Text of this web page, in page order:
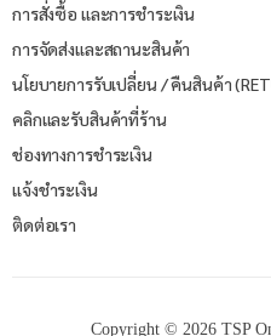
การสั่งซื้อ และการชำระเงิน
การจัดส่งและสถานะสินค้า
นโยบายการรับเปลี่ยน / คืนสินค้า
คลิกและรับสินค้าที่ร้าน
ช่องทางการชำระเงิน
แจ้งชำระเงิน
ติดต่อเรา
Copyright © 2026 TSP